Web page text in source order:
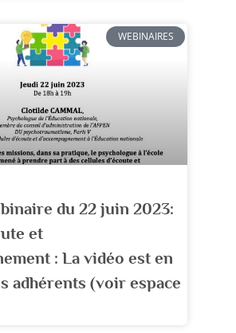
WEBINAIRES
du 22 juin 2023:
et
: La vidéo est en
adhérents (voir espace